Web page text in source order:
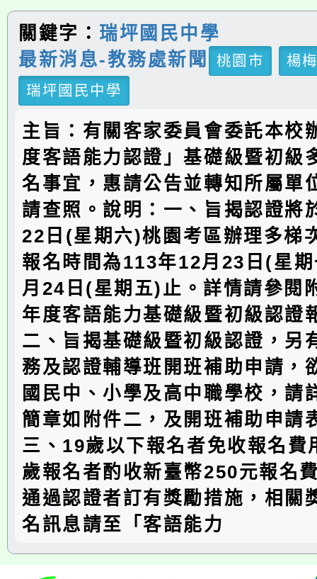
關鍵字： 瑞坪國民中學
最新消息-教務處新聞
桃園市
楊
瑞坪國民中學
主旨：有關客家委員會委託本校
度客語能力認證」基礎級暨初級
名事宜，惠請公告並轉知所屬單
請查照。說明：一、旨揭認證將
22日(星期六)桃園考區辦理多梯
報名時間為113年12月23日(星
月24日(星期五)止。詳情請參閱
年度客語能力基礎級暨初級認證
二、旨揭基礎級暨初級認證，另
務及認證輔導班開班補助申請，
國民中、小學及高中職學校，請
簡章如附件二，及開班補助申請
三、19歲以下報名者免收報名費
歲報名者酌收新臺幣250元報名
通過認證者訂有獎勵措施，相關
名訊息請至「客語能力